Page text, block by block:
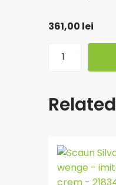
361,00 lei
Cantitate
cadru
cires
piele
verde